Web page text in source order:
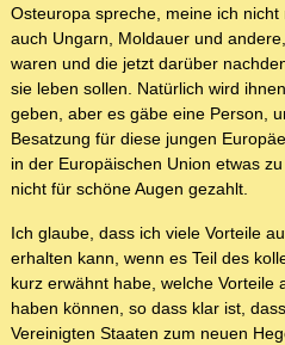
Osteuropa spreche, meine ich
auch Ungarn, Moldauer und
waren und die jetzt darüber
sie leben sollen. Natürlich wird
geben, aber es gäbe eine Person,
Besatzung für diese jungen
in der Europäischen Union etwas
nicht für schöne Augen gezahlt.
Ich glaube, dass ich viele Vorteile
erhalten kann, wenn es Teil des
kurz erwähnt habe, welche Vorteile
haben können, so dass klar ist,
Vereinigten Staaten zum neuen